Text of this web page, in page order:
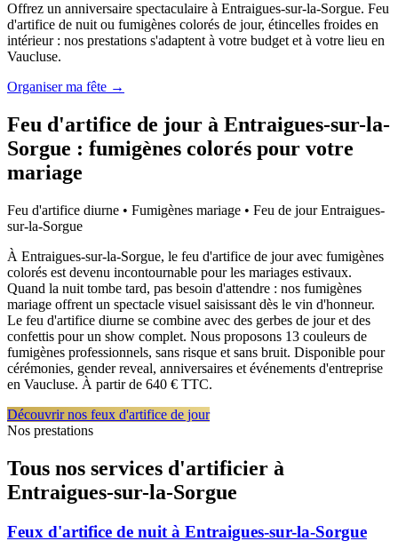
Offrez un anniversaire spectaculaire à Entraigues-sur-la-Sorgue. Feu
d'artifice de nuit ou fumigènes colorés de jour, étincelles froides en
intérieur : nos prestations s'adaptent à votre budget et à votre lieu en
Vaucluse.
Organiser ma fête →
Feu d'artifice de jour à Entraigues-sur-la-
Sorgue : fumigènes colorés pour votre
mariage
Feu d'artifice diurne • Fumigènes mariage • Feu de jourEntraigues-
sur-la-Sorgue
À Entraigues-sur-la-Sorgue, le feu d'artifice de jour avec fumigènes
colorés est devenu incontournable pour les mariages estivaux.
Quand la nuit tombe tard, pas besoin d'attendre : nos fumigènes
mariage offrent un spectacle visuel saisissant dès le vin d'honneur.
Le feu d'artifice diurne se combine avec des gerbes de jour et des
confettis pour un show complet. Nous proposons 13 couleurs de
fumigènes professionnels, sans risque et sans bruit. Disponible pour
cérémonies, gender reveal, anniversaires et événements d'entreprise
en Vaucluse. À partir de 640 € TTC.
Découvrir nos feux d'artifice de jour
Nos prestations
Tous nos services d'artificier à
Entraigues-sur-la-Sorgue
Feux d'artifice de nuit à Entraigues-sur-la-Sorgue